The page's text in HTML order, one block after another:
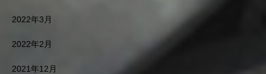
2022年3月
2022年2月
2021年12月